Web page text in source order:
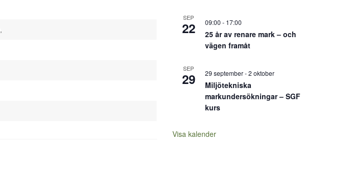
SEP
22 09:00 - 17:00
25 år av renare mark – och
vägen framåt
SEP
29 29 september-2 oktober
Miljötekniska
markundersökningar – SGF
kurs
Visa kalender